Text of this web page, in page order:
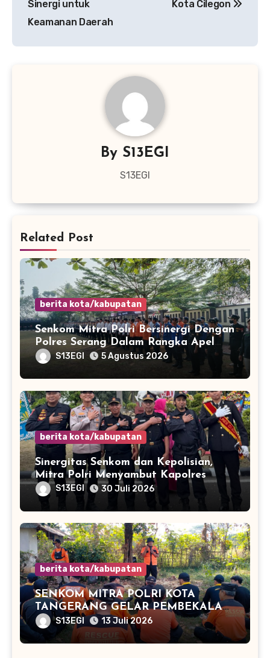
Sinergi untuk
Keamanan Daerah
Kota Cilegon
By S13EGI
S13EGI
Related Post
berita kota/kabupatan
Senkom Mitra Polri Bersinergi Dengan
Polres Serang Dalam Rangka Apel
Kesiapsiagaan Potensi Bencana
S13EGI 5 Agustus 2026
berita kota/kabupatan
Sinergitas Senkom dan Kepolisian,
Mitra Polri Menyambut Kapolres
Kota Cilegon Yang Baru
S13EGI 30 Juli 2026
berita kota/kabupatan
SENKOM MITRA POLRI KOTA
TANGERANG GELAR PEMBEKALAN
SAR KEBENCANAAN DI KUNCIRAN
S13EGI 13 Juli 2026